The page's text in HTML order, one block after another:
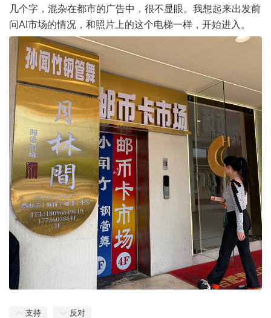
几个字，混杂在都市的广告中，很不显眼。我想起来出发前
问AI市场的情况，和照片上的这个电梯一样，开始进入。
支持 反对